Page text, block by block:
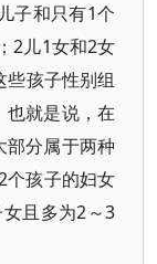
子和只有1个
2儿1女和2女
些孩子性别组
就是说，在
分属于两种
个孩子的妇女
女且多为2～3